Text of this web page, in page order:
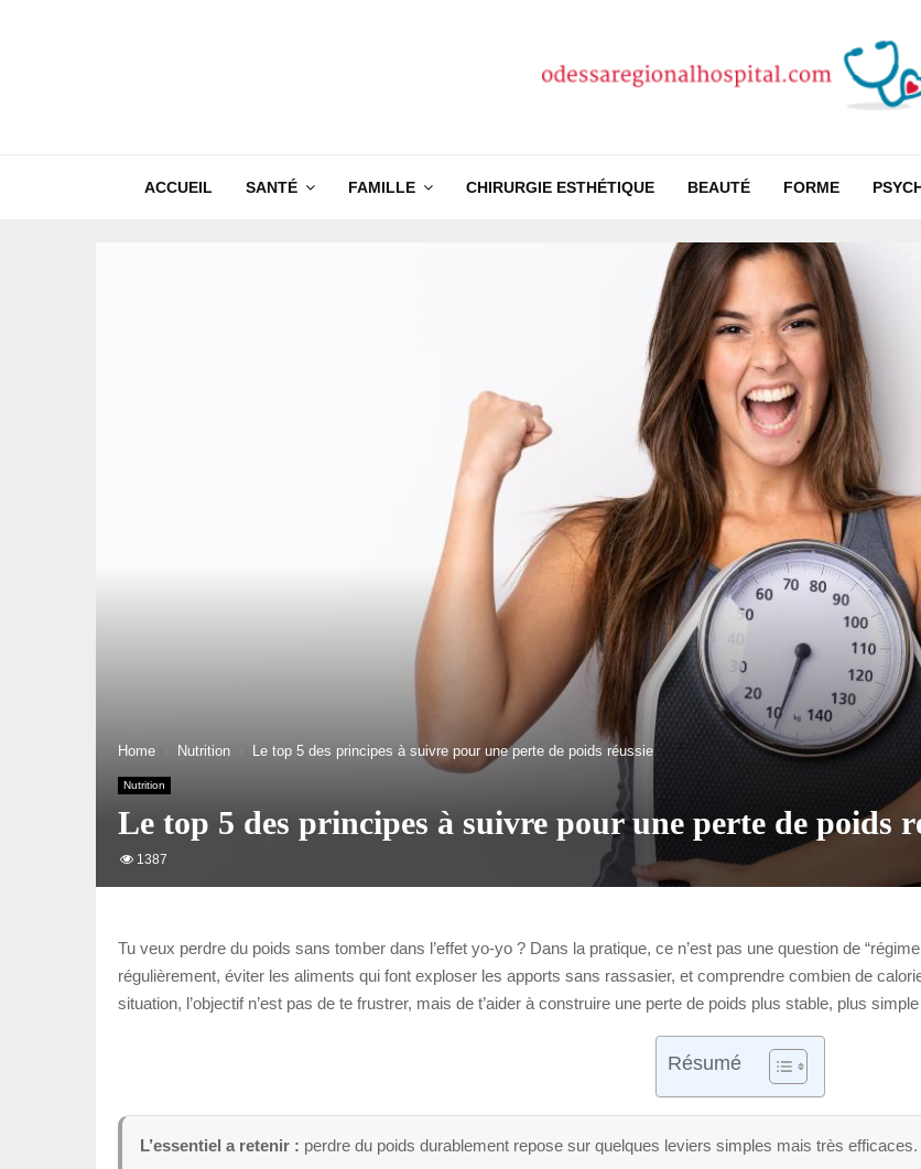
ACCUEIL SANTÉ FAMILLE CHIRURGIE ESTHÉTIQUE BEAUTÉ FORME
Home Nutrition Le top 5 des principes à suivre pour une perte de poids réussie
Nutrition
Le top 5 des principes à suivre pour une perte de poids
1387
Tu veux perdre du poids sans tomber dans l’effet yo-yo ? Dans la pratique, ce n’est pas une question de
régulièrement, éviter les aliments qui font exploser les apports sans rassasier, et comprendre combien de
situation, l’objectif n’est pas de te frustrer, mais de t’aider à construire une perte de poids plus stable, plus
Résumé
L’essentiel a retenir : perdre du poids durablement repose sur quelques leviers simples mais très efficaces.